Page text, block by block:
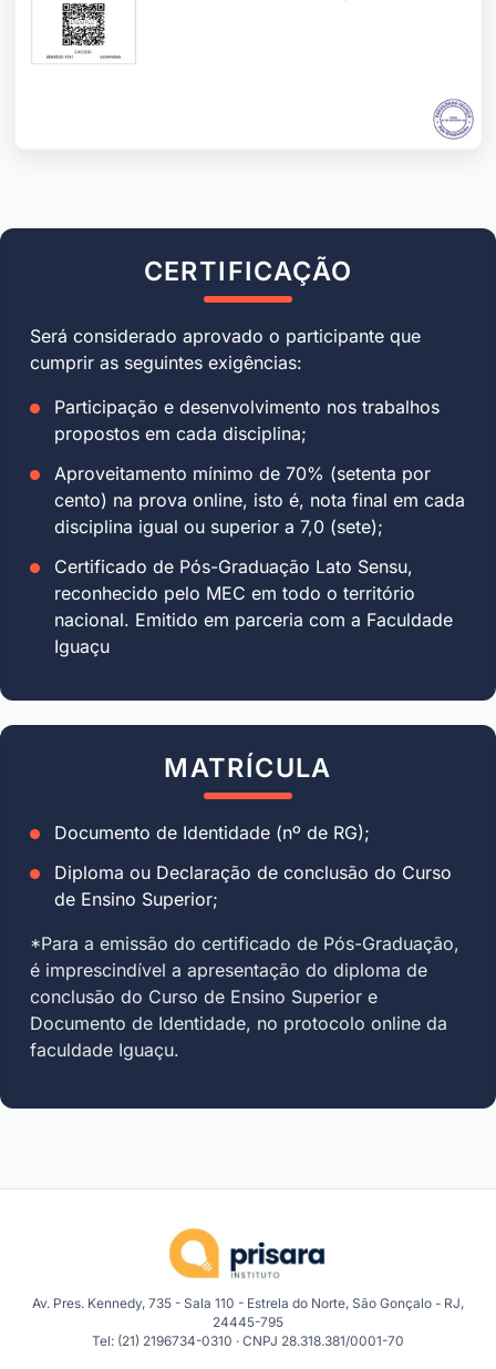
CERTIFICAÇÃO
Será considerado aprovado o participante que
cumprir as seguintes exigências:
Participação e desenvolvimento nos trabalhos
propostos em cada disciplina;
Aproveitamento mínimo de 70% (setenta por
cento) na prova online, isto é, nota final em cada
disciplina igual ou superior a 7,0 (sete);
Certificado de Pós-Graduação Lato Sensu,
reconhecido pelo MEC em todo o território
nacional. Emitido em parceria com a Faculdade
Iguaçu
MATRÍCULA
Documento de Identidade (nº de RG);
Diploma ou Declaração de conclusão do Curso
de Ensino Superior;
*Para a emissão do certificado de Pós-Graduação,
é imprescindível a apresentação do diploma de
conclusão do Curso de Ensino Superior e
Documento de Identidade, no protocolo online da
faculdade Iguaçu.
Av. Pres. Kennedy, 735 - Sala 110 - Estrela do Norte, São Gonçalo - RJ,
24445-795
Tel: (21) 2196734-0310 · CNPJ 28.318.381/0001-70